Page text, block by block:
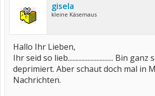
gisela
kleine Käsemaus
Hallo Ihr Lieben,
Ihr seid so lieb.............................. Bin ganz
deprimiert. Aber schaut doch mal in
Nachrichten.